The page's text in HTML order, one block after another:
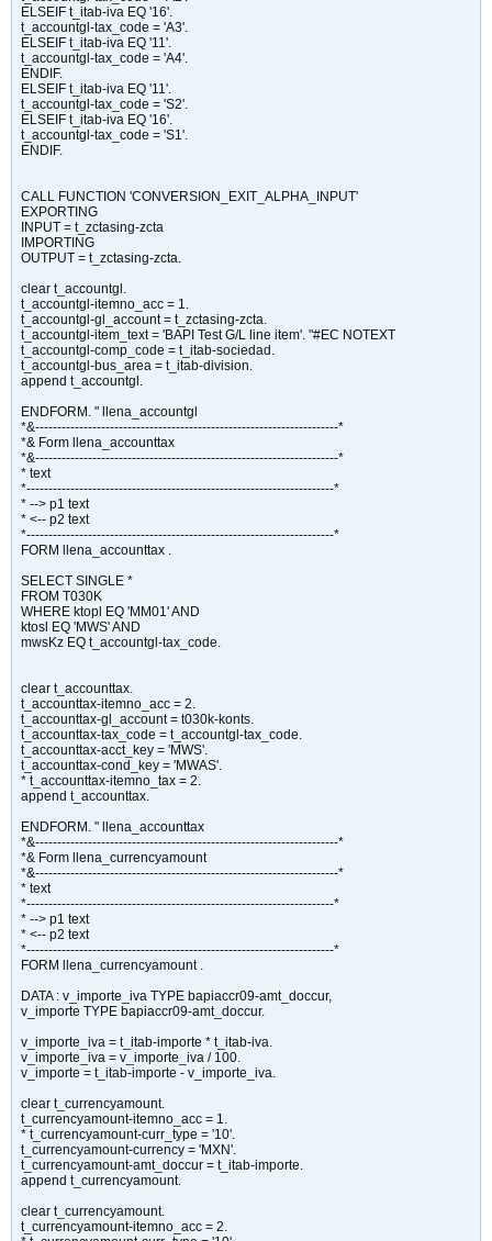
ELSEIF t_itab-iva EQ '16'.
t_accountgl-tax_code = 'A3'.
ELSEIF t_itab-iva EQ '11'.
t_accountgl-tax_code = 'A4'.
ENDIF.
ELSEIF t_itab-iva EQ '11'.
t_accountgl-tax_code = 'S2'.
ELSEIF t_itab-iva EQ '16'.
t_accountgl-tax_code = 'S1'.
ENDIF.
CALL FUNCTION 'CONVERSION_EXIT_ALPHA_INPUT'
EXPORTING
INPUT = t_zctasing-zcta
IMPORTING
OUTPUT = t_zctasing-zcta.
clear t_accountgl.
t_accountgl-itemno_acc = 1.
t_accountgl-gl_account = t_zctasing-zcta.
t_accountgl-item_text = 'BAPI Test G/L line item'. "#EC NOTEXT
t_accountgl-comp_code = t_itab-sociedad.
t_accountgl-bus_area = t_itab-division.
append t_accountgl.
ENDFORM. " llena_accountgl
*&---------------------------------------------------------------------*
*& Form llena_accounttax
*&---------------------------------------------------------------------*
* text
*----------------------------------------------------------------------*
* --> p1 text
* <-- p2 text
*----------------------------------------------------------------------*
FORM llena_accounttax .
SELECT SINGLE *
FROM T030K
WHERE ktopl EQ 'MM01' AND
ktosl EQ 'MWS' AND
mwsKz EQ t_accountgl-tax_code.
clear t_accounttax.
t_accounttax-itemno_acc = 2.
t_accounttax-gl_account = t030k-konts.
t_accounttax-tax_code = t_accountgl-tax_code.
t_accounttax-acct_key = 'MWS'.
t_accounttax-cond_key = 'MWAS'.
* t_accounttax-itemno_tax = 2.
append t_accounttax.
ENDFORM. " llena_accounttax
*&---------------------------------------------------------------------*
*& Form llena_currencyamount
*&---------------------------------------------------------------------*
* text
*----------------------------------------------------------------------*
* --> p1 text
* <-- p2 text
*----------------------------------------------------------------------*
FORM llena_currencyamount .
DATA : v_importe_iva TYPE bapiaccr09-amt_doccur,
v_importe TYPE bapiaccr09-amt_doccur.
v_importe_iva = t_itab-importe * t_itab-iva.
v_importe_iva = v_importe_iva / 100.
v_importe = t_itab-importe - v_importe_iva.
clear t_currencyamount.
t_currencyamount-itemno_acc = 1.
* t_currencyamount-curr_type = '10'.
t_currencyamount-currency = 'MXN'.
t_currencyamount-amt_doccur = t_itab-importe.
append t_currencyamount.
clear t_currencyamount.
t_currencyamount-itemno_acc = 2.